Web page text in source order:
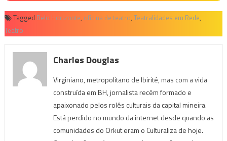
Tagged Belo Horizonte, oficina de teatro, Teatralidades em Rede,
Teatro
Charles Douglas
Virginiano, metropolitano de Ibirité, mas com a vida
construída em BH, jornalista recém formado e
apaixonado pelos rolês culturais da capital mineira.
Está perdido no mundo da internet desde quando as
comunidades do Orkut eram o Culturaliza de hoje.